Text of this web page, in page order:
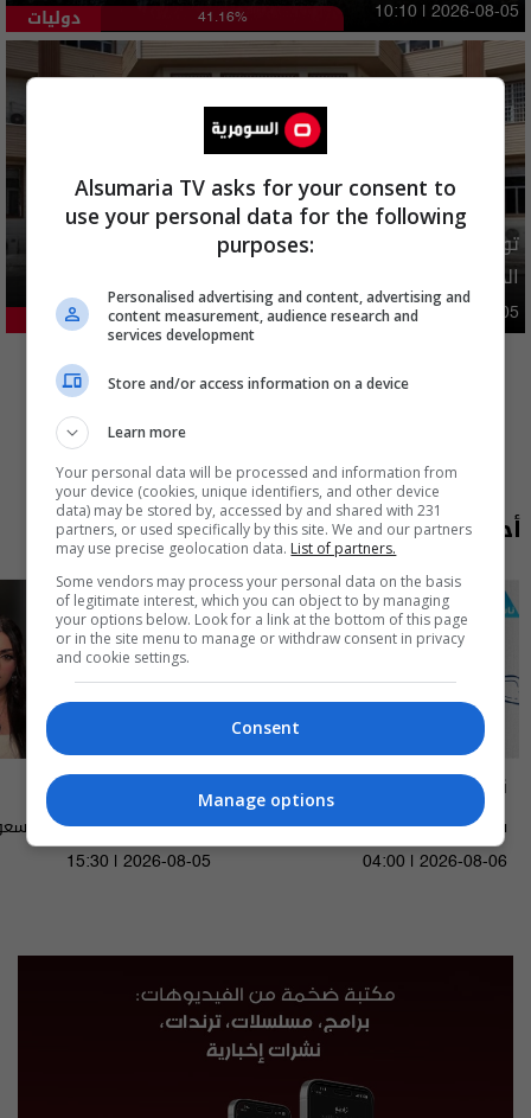
دوليات 41.16% 10:10 | 2026-08-05
توضيح رسمي بشأن إلغاء شمول فئات من المستفيدين بإعانة
الحماية الاجتماعية
محليات 21.3% 05:43 | 2026-08-05
المزيد
أحدث الحلقات
ناس وناس
سوق الرمادي محافظة الانبار - الحلقة
٩٥ | الموسم 9
04:00 | 2026-08-06
مايك السومرية
الاعلامية والممثلة نغم
15:30 | 2026-08-05
Alsumaria TV asks for your consent to
use your personal data for the following
purposes:
Personalised advertising and content, advertising and
content measurement, audience research and
services development
Store and/or access information on a device
Learn more
Your personal data will be processed and information from
your device (cookies, unique identifiers, and other device
data) may be stored by, accessed by and shared with 231
partners, or used specifically by this site. We and our partners
may use precise geolocation data. List of partners.
Some vendors may process your personal data on the basis
of legitimate interest, which you can object to by managing
your options below. Look for a link at the bottom of this page
or in the site menu to manage or withdraw consent in privacy
and cookie settings.
Consent
Manage options